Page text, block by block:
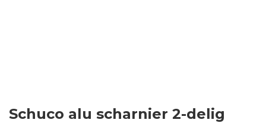
Schuco alu scharnier 2-delig